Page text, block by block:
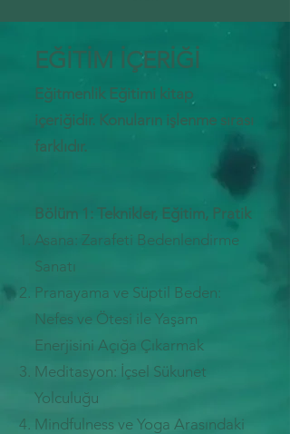
EĞİTİM İÇERİĞİ
Eğitmenlik Eğitimi kitap
içeriğidir. Konuların işlenme sırası
farklıdır.
Bölüm 1: Teknikler, Eğitim, Pratik
Asana: Zarafeti Bedenlendirme
Sanatı
Pranayama ve Süptil Beden:
Nefes ve Ötesi ile Yaşam
Enerjisini Açığa Çıkarmak​
Meditasyon: İçsel Sükunet
Yolculuğu
Mindfulness ve Yoga Arasındaki